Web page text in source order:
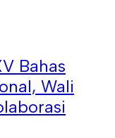
Bahas
Wali